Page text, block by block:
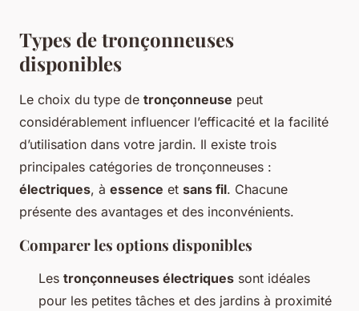
Types de tronçonneuses
disponibles
Le choix du type de tronçonneuse peut
considérablement influencer l’efficacité et la facilité
d’utilisation dans votre jardin. Il existe trois
principales catégories de tronçonneuses :
électriques, à essence et sans fil. Chacune
présente des avantages et des inconvénients.
Comparer les options disponibles
Les tronçonneuses électriques sont idéales
pour les petites tâches et des jardins à proximité